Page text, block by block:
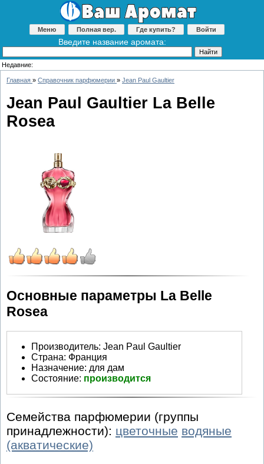
Меню Полная вер. Где купить? Войти
Введите название аромата:
Недавние:
Главная » Справочник парфюмерии » Jean Paul Gaultier
Jean Paul Gaultier La Belle
Rosea
Основные параметры La Belle
Rosea
Производитель: Jean Paul Gaultier
Страна: Франция
Назначение: для дам
Состояние: производится
Семейства парфюмерии (группы
принадлежности): цветочные водяные
(акватические)